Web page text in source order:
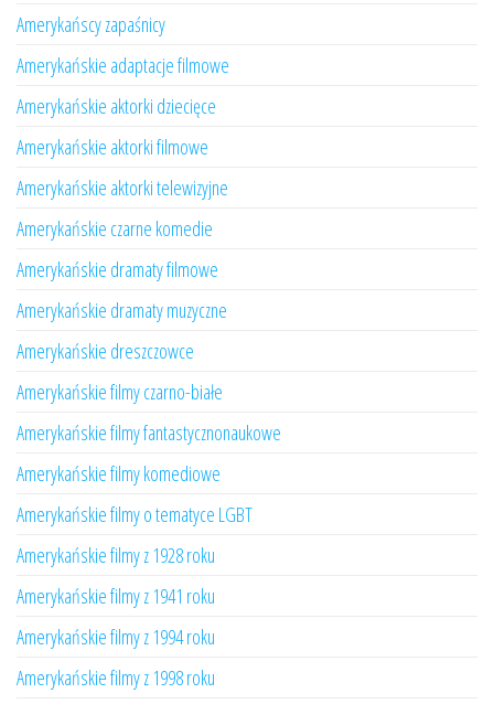
Amerykańscy zapaśnicy
Amerykańskie adaptacje filmowe
Amerykańskie aktorki dziecięce
Amerykańskie aktorki filmowe
Amerykańskie aktorki telewizyjne
Amerykańskie czarne komedie
Amerykańskie dramaty filmowe
Amerykańskie dramaty muzyczne
Amerykańskie dreszczowce
Amerykańskie filmy czarno-białe
Amerykańskie filmy fantastycznonaukowe
Amerykańskie filmy komediowe
Amerykańskie filmy o tematyce LGBT
Amerykańskie filmy z 1928 roku
Amerykańskie filmy z 1941 roku
Amerykańskie filmy z 1994 roku
Amerykańskie filmy z 1998 roku